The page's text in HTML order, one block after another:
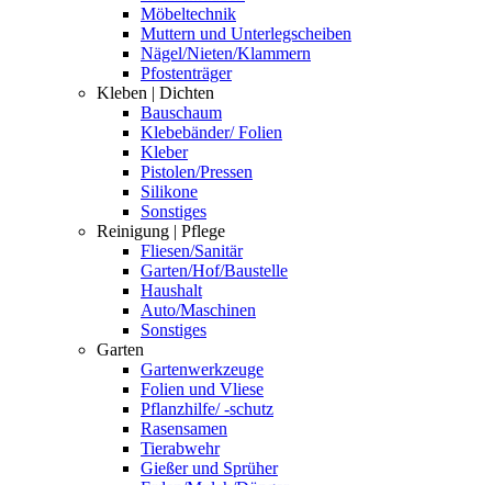
Möbeltechnik
Muttern und Unterlegscheiben
Nägel/Nieten/Klammern
Pfostenträger
Kleben | Dichten
Bauschaum
Klebebänder/ Folien
Kleber
Pistolen/Pressen
Silikone
Sonstiges
Reinigung | Pflege
Fliesen/Sanitär
Garten/Hof/Baustelle
Haushalt
Auto/Maschinen
Sonstiges
Garten
Gartenwerkzeuge
Folien und Vliese
Pflanzhilfe/ -schutz
Rasensamen
Tierabwehr
Gießer und Sprüher